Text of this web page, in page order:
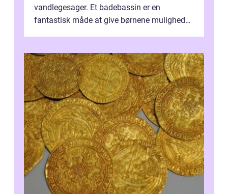
vandlegesager. Et badebassin er en
fantastisk måde at give børnene mulighed